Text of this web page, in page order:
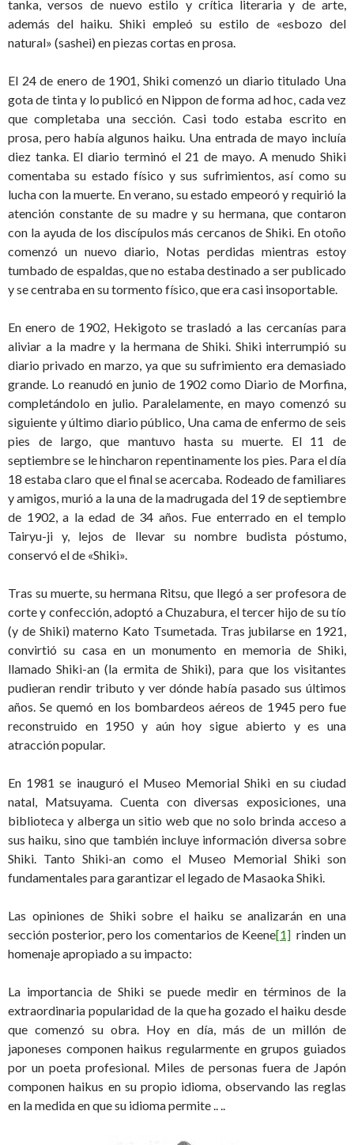
tanka, versos de nuevo estilo y crítica literaria y de arte,
además del haiku. Shiki empleó su estilo de «esbozo del
natural» (sashei) en piezas cortas en prosa.
El 24 de enero de 1901, Shiki comenzó un diario titulado Una
gota de tinta y lo publicó en Nippon de forma ad hoc, cada vez
que completaba una sección. Casi todo estaba escrito en
prosa, pero había algunos haiku. Una entrada de mayo incluía
diez tanka. El diario terminó el 21 de mayo. A menudo Shiki
comentaba su estado físico y sus sufrimientos, así como su
lucha con la muerte. En verano, su estado empeoró y requirió la
atención constante de su madre y su hermana, que contaron
con la ayuda de los discípulos más cercanos de Shiki. En otoño
comenzó un nuevo diario, Notas perdidas mientras estoy
tumbado de espaldas, que no estaba destinado a ser publicado
y se centraba en su tormento físico, que era casi insoportable.
En enero de 1902, Hekigoto se trasladó a las cercanías para
aliviar a la madre y la hermana de Shiki. Shiki interrumpió su
diario privado en marzo, ya que su sufrimiento era demasiado
grande. Lo reanudó en junio de 1902 como Diario de Morfina,
completándolo en julio. Paralelamente, en mayo comenzó su
siguiente y último diario público, Una cama de enfermo de seis
pies de largo, que mantuvo hasta su muerte. El 11 de
septiembre se le hincharon repentinamente los pies. Para el día
18 estaba claro que el final se acercaba. Rodeado de familiares
y amigos, murió a la una de la madrugada del 19 de septiembre
de 1902, a la edad de 34 años. Fue enterrado en el templo
Tairyu-ji y, lejos de llevar su nombre budista póstumo,
conservó el de «Shiki».
Tras su muerte, su hermana Ritsu, que llegó a ser profesora de
corte y confección, adoptó a Chuzabura, el tercer hijo de su tío
(y de Shiki) materno Kato Tsumetada. Tras jubilarse en 1921,
convirtió su casa en un monumento en memoria de Shiki,
llamado Shiki-an (la ermita de Shiki), para que los visitantes
pudieran rendir tributo y ver dónde había pasado sus últimos
años. Se quemó en los bombardeos aéreos de 1945 pero fue
reconstruido en 1950 y aún hoy sigue abierto y es una
atracción popular.
En 1981 se inauguró el Museo Memorial Shiki en su ciudad
natal, Matsuyama. Cuenta con diversas exposiciones, una
biblioteca y alberga un sitio web que no solo brinda acceso a
sus haiku, sino que también incluye información diversa sobre
Shiki. Tanto Shiki-an como el Museo Memorial Shiki son
fundamentales para garantizar el legado de Masaoka Shiki.
Las opiniones de Shiki sobre el haiku se analizarán en una
sección posterior, pero los comentarios de Keene[1]rinden un
homenaje apropiado a su impacto:
La importancia de Shiki se puede medir en términos de la
extraordinaria popularidad de la que ha gozado el haiku desde
que comenzó su obra. Hoy en día, más de un millón de
japoneses componen haikus regularmente en grupos guiados
por un poeta profesional. Miles de personas fuera de Japón
componen haikus en su propio idioma, observando las reglas
en la medida en que su idioma permite .. ..